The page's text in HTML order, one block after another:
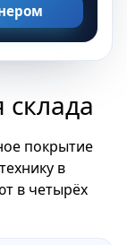
склада
покрытие
в
в четырёх